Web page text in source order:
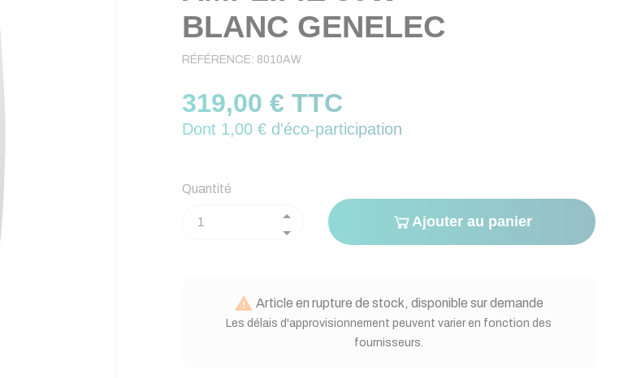
BLANC GENELEC
RÉFÉRENCE: 8010AW
319,00 € TTC
Dont 1,00 € d'éco-participation
Quantité
Ajouter au panier
 Article en rupture de stock, disponible sur demande
Les délais d'approvisionnement peuvent varier en fonction des
fournisseurs.